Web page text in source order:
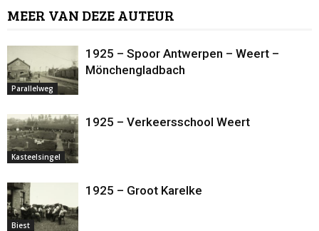
MEER VAN DEZE AUTEUR
Parallelweg
1925 – Spoor Antwerpen – Weert –
Mönchengladbach
Kasteelsingel
1925 – Verkeersschool Weert
Biest
1925 – Groot Karelke